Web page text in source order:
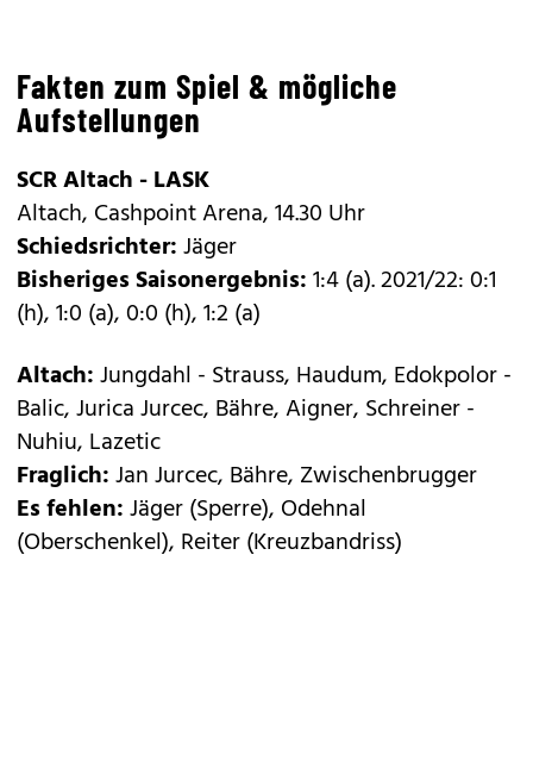
Fakten zum Spiel & mögliche
Aufstellungen
SCR Altach - LASK
Altach, Cashpoint Arena, 14.30 Uhr
Schiedsrichter:Jäger
Bisheriges Saisonergebnis:1:4 (a). 2021/22: 0:1
(h), 1:0 (a), 0:0 (h), 1:2 (a)
Altach:Jungdahl - Strauss, Haudum, Edokpolor -
Balic, Jurica Jurcec, Bähre, Aigner, Schreiner -
Nuhiu, Lazetic
Fraglich:Jan Jurcec, Bähre, Zwischenbrugger
Es fehlen:Jäger (Sperre), Odehnal
(Oberschenkel), Reiter (Kreuzbandriss)